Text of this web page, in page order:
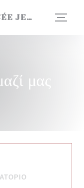
L'ATELIER BARTHOLDI - LYCÉE JEAN DROUANT
μας